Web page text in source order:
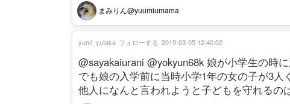
まみりん@yuumiumama
@sayakaiurani @yokyun68k 娘が小学生の時
でも娘の入学前に当時小学1年の女の子が3人
他人になんと言われようと子どもを守れるの
yumi_yutaka フォローする 2019-03-05 12:40:02